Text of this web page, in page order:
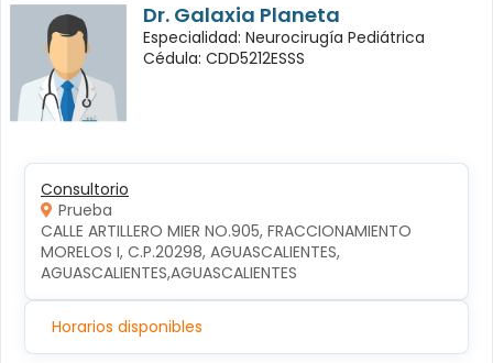
Dr. Galaxia Planeta
Especialidad: Neurocirugía Pediátrica
Cédula: CDD5212ESSS
Consultorio
Prueba
CALLE ARTILLERO MIER NO.905, FRACCIONAMIENTO
MORELOS I, C.P.20298, AGUASCALIENTES,
AGUASCALIENTES,AGUASCALIENTES
Horarios disponibles